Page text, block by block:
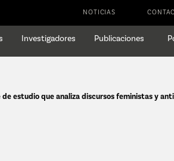
NOTICIAS
Investigadores Publicaciones
de estudio que analiza discursos feministas y